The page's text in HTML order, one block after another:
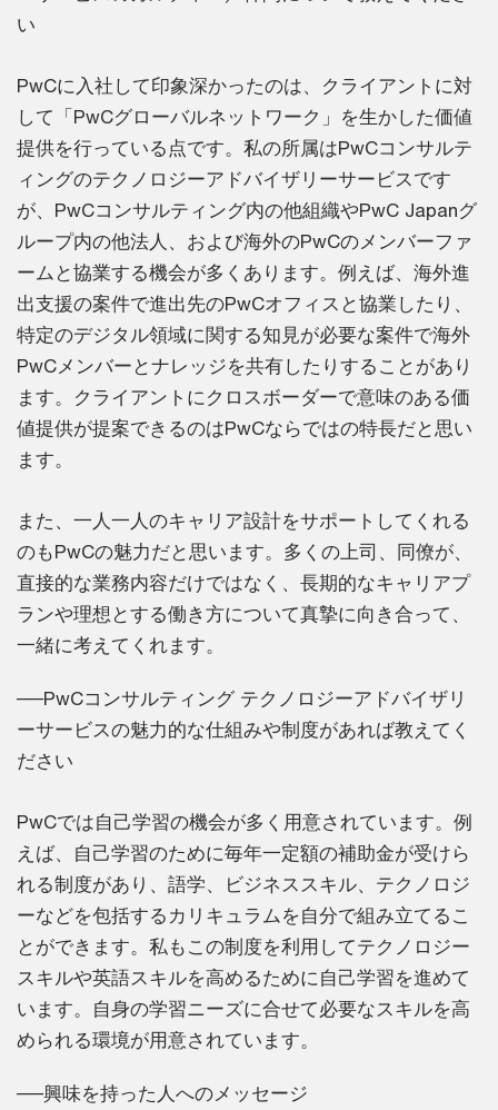
い
PwCに入社して印象深かったのは、クライアントに対
して「PwCグローバルネットワーク」を生かした価値
提供を行っている点です。私の所属はPwCコンサルテ
ィングのテクノロジーアドバイザリーサービスです
が、PwCコンサルティング内の他組織やPwC Japanグ
ループ内の他法人、および海外のPwCのメンバーファ
ームと協業する機会が多くあります。例えば、海外進
出支援の案件で進出先のPwCオフィスと協業したり、
特定のデジタル領域に関する知見が必要な案件で海外
PwCメンバーとナレッジを共有したりすることがあり
ます。クライアントにクロスボーダーで意味のある価
値提供が提案できるのはPwCならではの特長だと思い
ます。
また、一人一人のキャリア設計をサポートしてくれる
のもPwCの魅力だと思います。多くの上司、同僚が、
直接的な業務内容だけではなく、長期的なキャリアプ
ランや理想とする働き方について真摯に向き合って、
一緒に考えてくれます。
──PwCコンサルティング テクノロジーアドバイザリ
ーサービスの魅力的な仕組みや制度があれば教えてく
ださい
PwCでは自己学習の機会が多く用意されています。例
えば、自己学習のために毎年一定額の補助金が受けら
れる制度があり、語学、ビジネススキル、テクノロジ
ーなどを包括するカリキュラムを自分で組み立てるこ
とができます。私もこの制度を利用してテクノロジー
スキルや英語スキルを高めるために自己学習を進めて
います。自身の学習ニーズに合せて必要なスキルを高
められる環境が用意されています。
──興味を持った人へのメッセージ